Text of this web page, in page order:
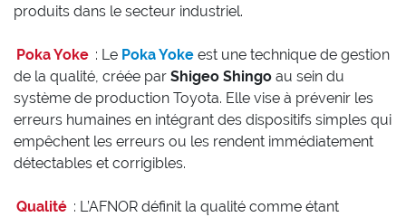
produits dans le secteur industriel.
Poka Yoke : Le Poka Yoke est une technique de gestion
de la qualité, créée par Shigeo Shingo au sein du
système de production Toyota. Elle vise à prévenir les
erreurs humaines en intégrant des dispositifs simples qui
empêchent les erreurs ou les rendent immédiatement
détectables et corrigibles.
Qualité : L’AFNOR définit la qualité comme étant